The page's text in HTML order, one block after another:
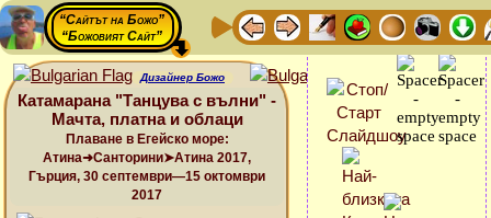
“Сайтът на Божо”
“Божовият Сайт”
Дизайнер Божо
Катамарана "Танцува с вълни" -
Мачта, платна и облаци
Плаване в Егейско море:
Атина➜Санторини➤Атина 2017,
Гърция, 30 септември—15 октомври
2017